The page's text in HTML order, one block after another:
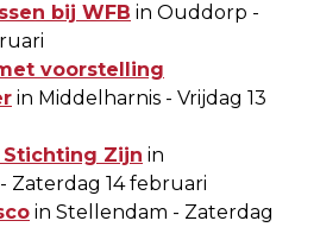
bij WFB in Ouddorp -
voorstelling
in Middelharnis - Vrijdag 13
Stichting Zijn in
Zaterdag 14 februari
in Stellendam - Zaterdag